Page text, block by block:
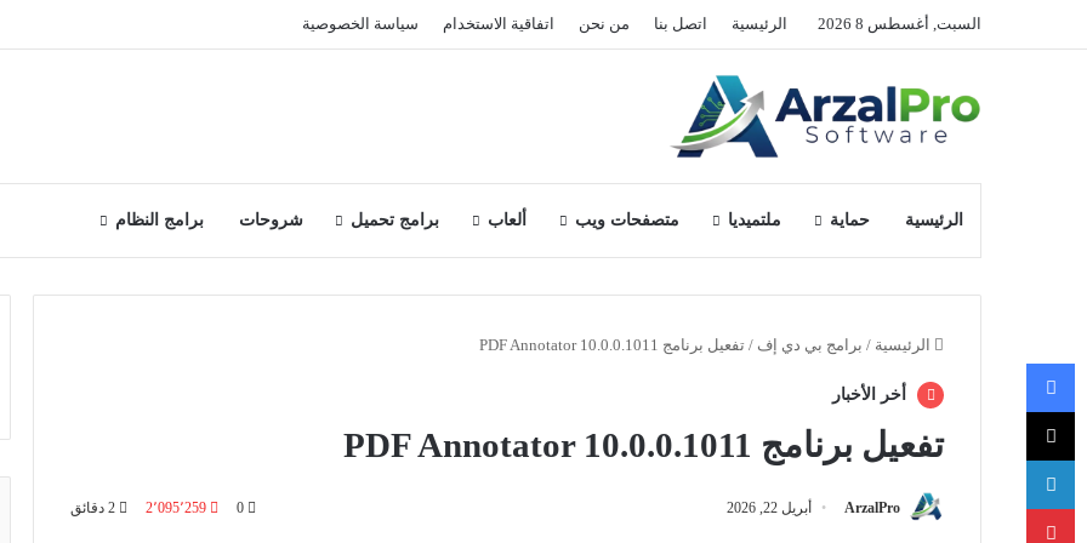
السبت, أغسطس 8 2026 الرئيسية اتصل بنا من نحن اتفاقية الاستخدام سياسة الخصوصية
الرئيسية حماية ملتميديا متصفحات ويب ألعاب برامج تحميل شروحات
برامج النظام
الرئيسية / برامج بي دي إف / تفعيل برنامج PDF Annotator 10.0.0.1011
أخر الأخبار
تفعيل برنامج PDF Annotator 10.0.0.1011
ArzalPro أبريل 22, 2026 0 2٬095٬259
فيسبوك
‫X
لينكدإن
بينتيريست